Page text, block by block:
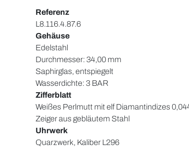
Referenz
L8.116.4.87.6
Gehäuse
Edelstahl
Durchmesser: 34,00 mm
Saphirglas, entspiegelt
Wasserdichte: 3 BAR
Zifferblatt
Weißes Perlmutt mit elf Diamantindizes
Zeiger aus gebläutem Stahl
Uhrwerk
Quarzwerk, Kaliber L296